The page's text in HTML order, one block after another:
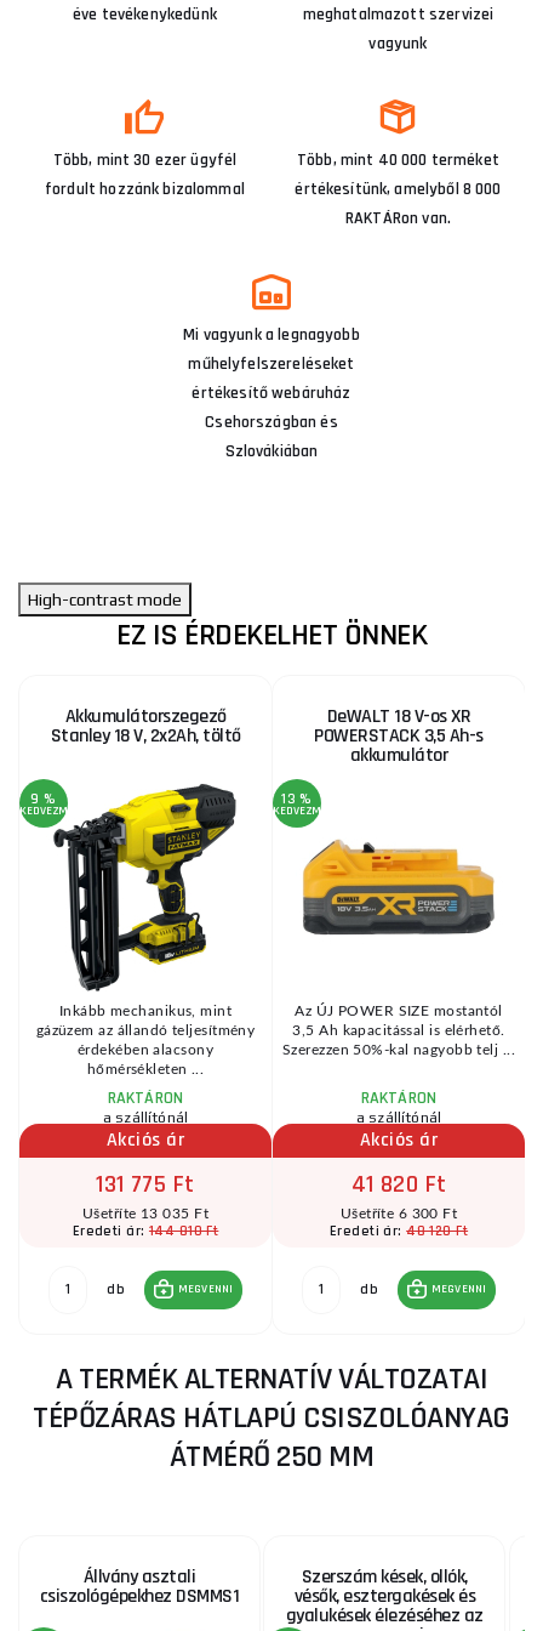
éve tevékenykedünk
meghatalmazott szervizei
vagyunk
Több, mint 30 ezer ügyfél
fordult hozzánk bizalommal
Több, mint 40 000 terméket
értékesítünk, amelyből 8 000
RAKTÁRon van.
Mi vagyunk a legnagyobb
műhelyfelszereléseket
értékesítő webáruház
Csehországban és
Szlovákiában
High-contrast mode
EZ IS ÉRDEKELHET ÖNNEK
Akkumulátorszegező
Stanley 18 V, 2x2Ah, töltő
9 %
KEDVEZMÉNY
Inkább mechanikus, mint
gázüzem az állandó teljesítmény
érdekében alacsony
hőmérsékleten ...
RAKTÁRON
a szállítónál
Akciós ár
131 775 Ft
Ušetříte 13 035 Ft
Eredeti ár: 144 810 Ft
db MEGVENNI
DeWALT 18 V-os XR
POWERSTACK 3,5 Ah-s
akkumulátor
13 %
KEDVEZMÉNY
Az ÚJ POWER SIZE mostantól
3,5 Ah kapacitással is elérhető.
Szerezzen 50%-kal nagyobb telj ...
RAKTÁRON
a szállítónál
Akciós ár
41 820 Ft
Ušetříte 6 300 Ft
Eredeti ár:48 120 Ft
db MEGVENNI
A TERMÉK ALTERNATÍV VÁLTOZATAI
TÉPŐZÁRAS HÁTLAPÚ CSISZOLÓANYAG
ÁTMÉRŐ 250 MM
Állvány asztali
csiszológépekhez DSMMS1
Szerszám kések, ollók,
vésők, esztergakések és
gyalukések élezéséhez az